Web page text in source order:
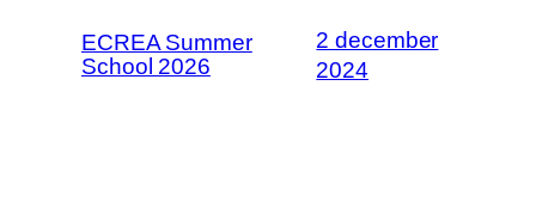
ECREA Summer
School 2026
2 december
2024